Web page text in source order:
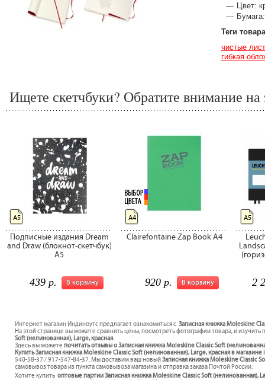
Цвет:
Теги товара
чистые
гибкая
Ищете скетчбуки? Обратите внимание на
Подписные издания Dream
and Draw (блокнот-скетчбук)
A5
В корзину
439 р.
А5
Clairefontaine Zap Book A4
В корзину
920 р.
А4
2
А5
Интернет магазин Индиноутс предлагает ознакомиться с Записная книжка Moleskine
На этой странице вы можете сравнить цены, посмотреть фотографии товара, и
Soft (нелинованная), Large, красная.
Здесь вы можете почитать отзывы о Записная книжка Moleskine Classic Soft
Купить Записная книжка Moleskine Classic Soft (нелинованная), Large, красная в
540-58-37 / 917-547-84-37. Мы доставим ваш новыйЗаписная книжка Moleskine Classic
самовывоз товара из пункта самовывоза магазина и отправка заказа Почтой России.
Хотите купить оптовые партии Записная книжка Moleskine Classic Soft (нелинованная),